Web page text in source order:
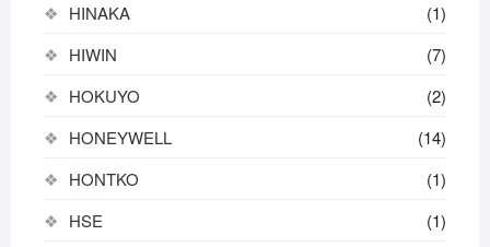
HINAKA
(1)
HIWIN
(7)
HOKUYO
(2)
HONEYWELL
(14)
HONTKO
(1)
HSE
(1)